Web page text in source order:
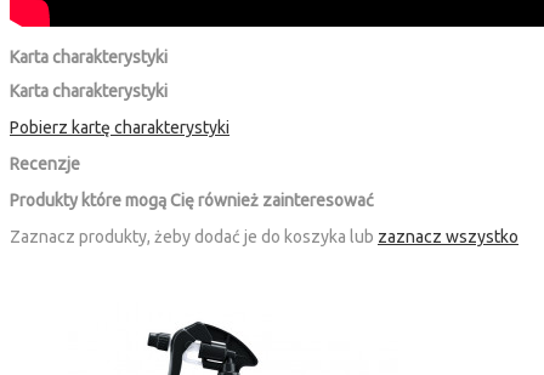
Karta charakterystyki
Karta charakterystyki
Pobierz kartę charakterystyki
Recenzje
Produkty które mogą Cię również zainteresować
Zaznacz produkty, żeby dodać je do koszyka lub zaznacz wszystko